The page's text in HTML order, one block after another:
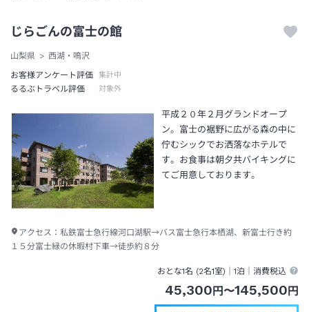
じらごんの富士の館
山梨県
西湖・鳴沢
お客様アンケート評価
集計中
るるぶトラベル評価 対象外
平成２０年２月グランドオープ
ン。富士の裾野に広がる森の中に
佇むシックでお洒落なホテルで
す。お食事は朝夕共バイキングに
てご用意しております。
アクセス： 私鉄富士急行線河口湖駅→バス富士急行本栖湖、新富士行き約
１５分富士緑の休暇村下車→徒歩約８分
おとな1名 (2名1室)｜1泊 ｜消費税込
45,300 円 〜145,500 円